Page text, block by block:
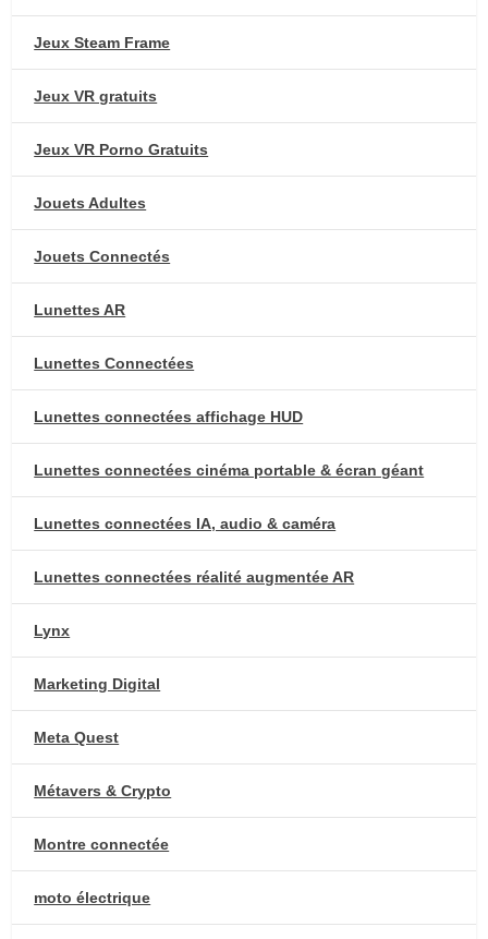
Jeux Steam Frame
Jeux VR gratuits
Jeux VR Porno Gratuits
Jouets Adultes
Jouets Connectés
Lunettes AR
Lunettes Connectées
Lunettes connectées affichage HUD
Lunettes connectées cinéma portable & écran géant
Lunettes connectées IA, audio & caméra
Lunettes connectées réalité augmentée AR
Lynx
Marketing Digital
Meta Quest
Métavers & Crypto
Montre connectée
moto électrique